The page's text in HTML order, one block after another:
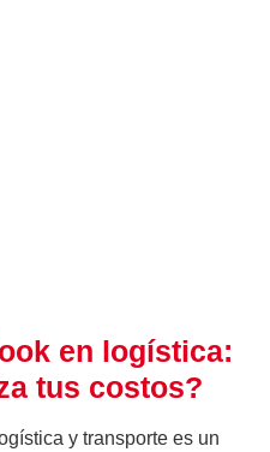
en logística:
tus costos?
y transporte es un